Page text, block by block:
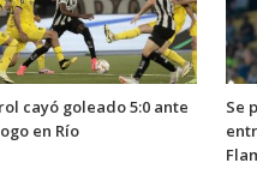
cayó goleado 5:0 ante
en Río
Se